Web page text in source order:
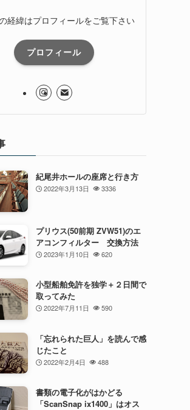
経緯はプロフィールをご覧下さい
プロフィール
紀尾井ホールの座席と行き方
2022年3月13日 3336
プリウス(50前期 ZVW51)のエ
アコンフィルター 交換方法
2023年1月10日 620
小型船舶免許を独学＋２日間で
取ってみた
2022年7月11日 590
「忘れられた巨人」を読んで感
じたこと
2022年2月4日 488
書類の電子化がはかどる
「ScanSnap ix1400」はオス